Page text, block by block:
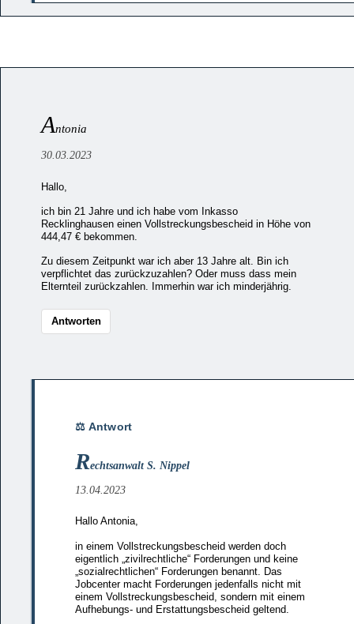
Antonia
30.03.2023
Hallo,
ich bin 21 Jahre und ich habe vom Inkasso
Recklinghausen einen Vollstreckungsbescheid in Höhe von
444,47 € bekommen.
Zu diesem Zeitpunkt war ich aber 13 Jahre alt. Bin ich
verpflichtet das zurückzuzahlen? Oder muss dass mein
Elternteil zurückzahlen. Immerhin war ich minderjährig.
Antworten
Rechtsanwalt S. Nippel
13.04.2023
Hallo Antonia,
in einem Vollstreckungsbescheid werden doch
eigentlich „zivilrechtliche“ Forderungen und keine
„sozialrechtlichen“ Forderungen benannt. Das
Jobcenter macht Forderungen jedenfalls nicht mit
einem Vollstreckungsbescheid, sondern mit einem
Aufhebungs- und Erstattungsbescheid geltend.